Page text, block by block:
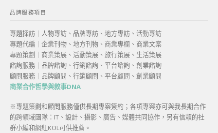
品牌服務項目
專題採訪｜人物專訪、品牌專訪、地方專訪、活動專訪
專題代編｜企業刊物、地方刊物、商業專欄、商業文案
專題策劃｜商業策展、活動策展、旅行策展、生活策展
諮詢服務｜品牌諮詢、行銷諮詢、平台諮詢、創業諮詢
顧問服務｜品牌顧問、行銷顧問、平台顧問、創業顧問
商業合作哲學與敘事DNA
※專題策劃和顧問服務僅供長期專案簽約；各項專案亦可與我長期合作
的跨領域團隊：IT、設計、攝影、廣告、媒體共同協作，另有信賴的社
群小編和網紅KOL可供推薦。